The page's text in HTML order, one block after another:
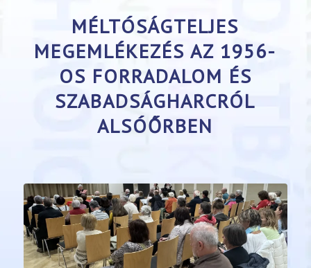
MÉLTÓSÁGTELJES
MEGEMLÉKEZÉS AZ 1956-
OS FORRADALOM ÉS
SZABADSÁGHARCRÓL
ALSÓŐRBEN